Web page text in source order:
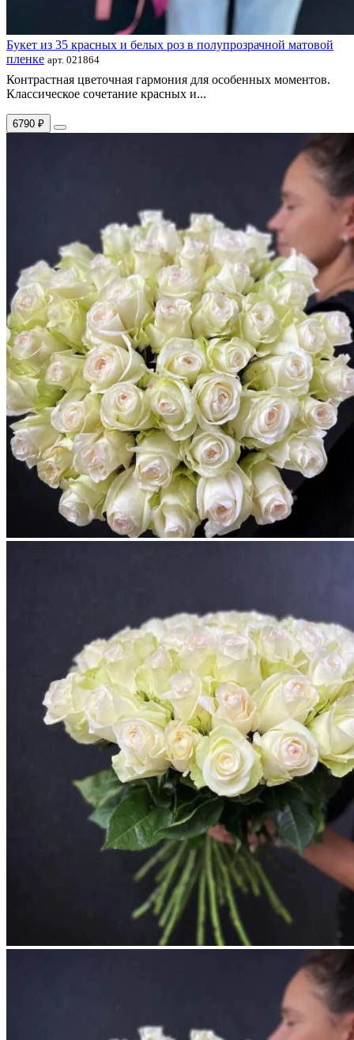
Букет из 35 красных и белых роз в полупрозрачной матовой
пленке арт. 021864
Контрастная цветочная гармония для особенных моментов.
Классическое сочетание красных и...
6790 ₽